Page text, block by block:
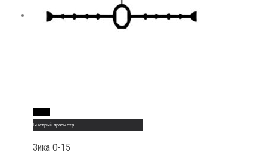
Быстрый просмотр
Зика О-15